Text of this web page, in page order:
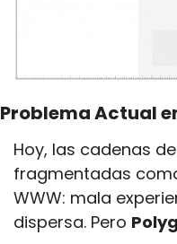
Problema Actual
Hoy, las cadenas
fragmentadas
WWW: mala
dispersa. Pero